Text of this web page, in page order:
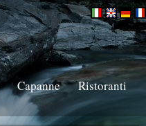
Capanne
Ristoranti